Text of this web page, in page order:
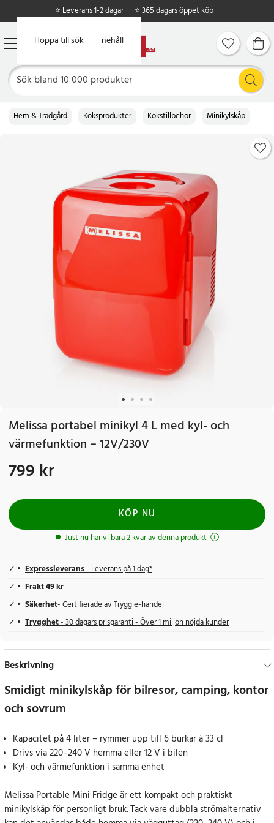
Hoppa till huvudinnehåll
Hoppa till sök
⭐ Leverans 1-2 dagar ⭐ 365 dagars öppet köp
Hem & Trädgård Köksprodukter Kökstillbehör Minikylskåp
Melissa portabel minikyl 4 L med kyl- och
värmefunktion – 12V/230V
Pris:799 kr
799 kr
KÖP NU
Just nu har vi bara 2 kvar av denna produkt
Expressleverans- Leverans på 1 dag*
Frakt 49 kr
Säkerhet- Certifierade av Trygg e-handel
Trygghet- 30 dagars prisgaranti - Över 1 miljon nöjda kunder
Beskrivning
Smidigt minikylskåp för bilresor, camping, kontor
och sovrum
Kapacitet på 4 liter – rymmer upp till 6 burkar à 33 cl
Drivs via 220–240 V hemma eller 12 V i bilen
Kyl- och värmefunktion i samma enhet
Melissa Portable Mini Fridge är ett kompakt och praktiskt
minikylskåp för personligt bruk. Tack vare dubbla strömalternativ